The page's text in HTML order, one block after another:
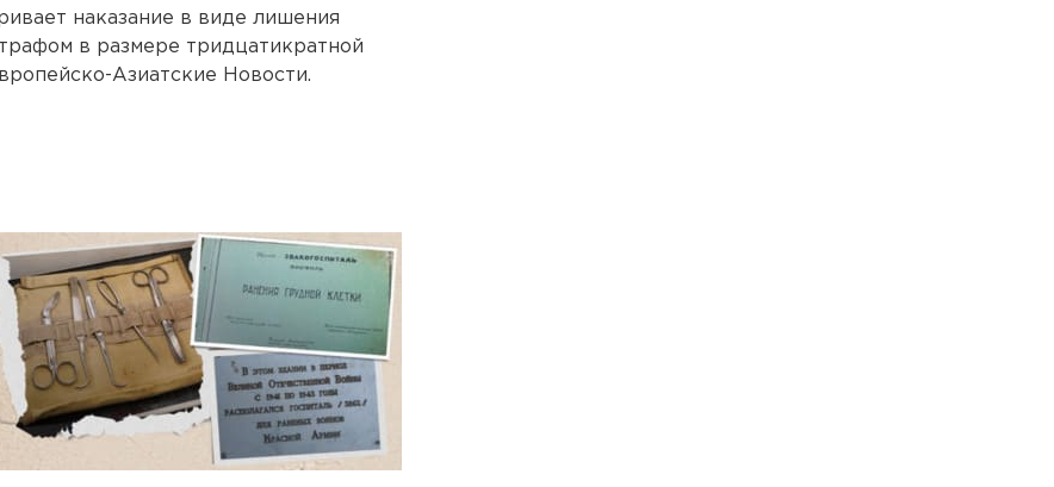
наказание в виде лишения
в размере тридцатикратной
Азиатские Новости.